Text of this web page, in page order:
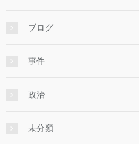
ブログ
事件
政治
未分類